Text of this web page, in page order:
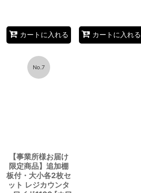
カートに入れる カートに入れる
No.7
【事業所様お届け
限定商品】追加棚
板付・大小各2枚セ
ット レジカウンタ